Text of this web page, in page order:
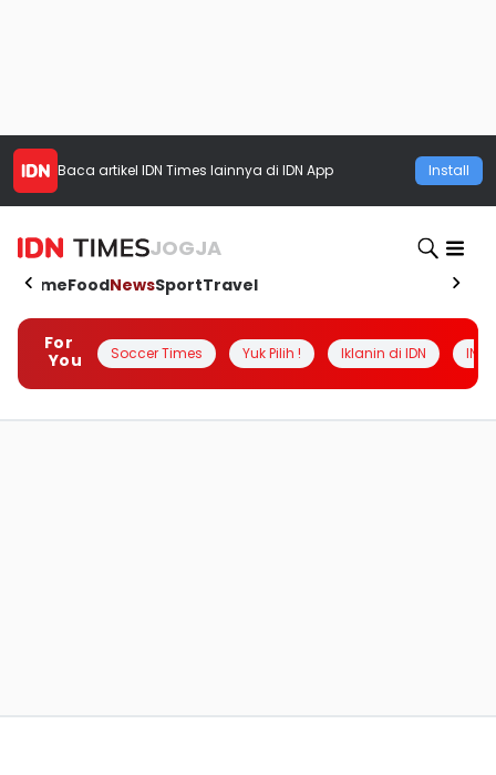
Baca artikel IDN Times lainnya di IDN App Install
JOGJA
HomeFoodNewsSportTravel
For
You
Soccer Times Yuk Pilih ! Iklanin di IDN